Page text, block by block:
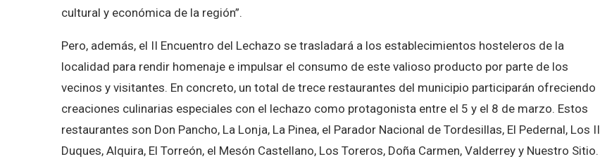
cultural y económica de la región”.
Pero, además, el II Encuentro del Lechazo se trasladará a los establecimientos hosteleros de la
localidad para rendir homenaje e impulsar el consumo de este valioso producto por parte de los
vecinos y visitantes. En concreto, un total de trece restaurantes del municipio participarán ofreciendo
creaciones culinarias especiales con el lechazo como protagonista entre el 5 y el 8 de marzo. Estos
restaurantes son Don Pancho, La Lonja, La Pinea, el Parador Nacional de Tordesillas, El Pedernal, Los II
Duques, Alquira, El Torreón, el Mesón Castellano, Los Toreros, Doña Carmen, Valderrey y Nuestro Sitio.